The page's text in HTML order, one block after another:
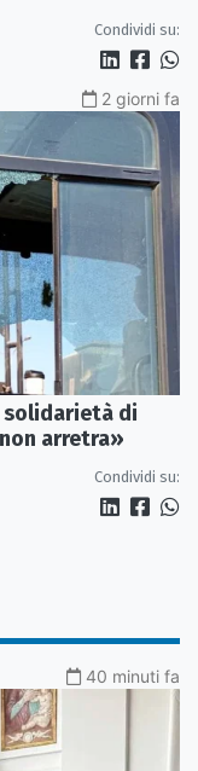
Condividi su:
2 giorni fa
solidarietà di
arretra»
Condividi su:
40 minuti fa